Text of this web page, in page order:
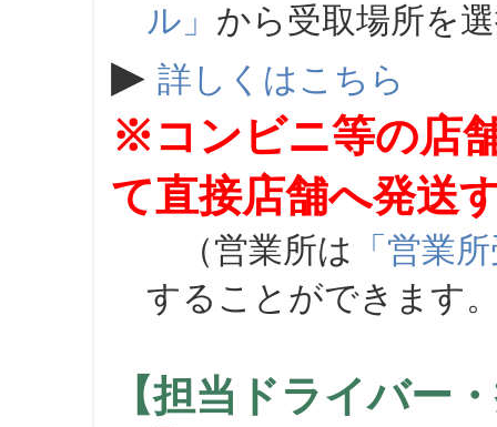
ル」 から受取場所を
▶ 詳しくはこちら
※コンビニ等の店
て直接店舗へ発送
（営業所は 「営業
することができます
【担当ドライバー